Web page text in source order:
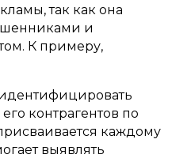
так как она
и
К примеру,
контрагентов по
каждому
выявлять